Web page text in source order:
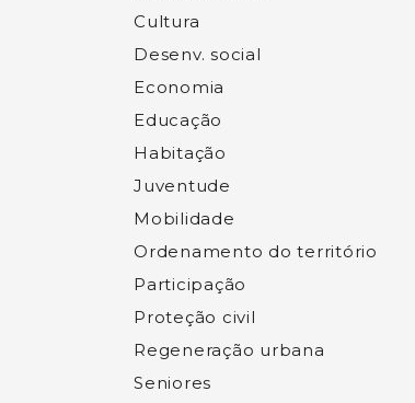
Cultura
Desenv. social
Economia
Educação
Habitação
Juventude
Mobilidade
Ordenamento do território
Participação
Proteção civil
Regeneração urbana
Seniores